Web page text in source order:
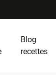
Blog
recettes